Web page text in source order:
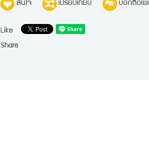
สนใจ เปรียบเทียบ บอกต่อเ
Like
Share